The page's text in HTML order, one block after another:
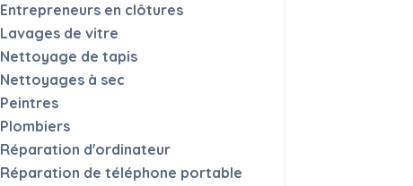
Entrepreneurs en clôtures
Lavages de vitre
Nettoyage de tapis
Nettoyages à sec
Peintres
Plombiers
Réparation d'ordinateur
Réparation de téléphone portable